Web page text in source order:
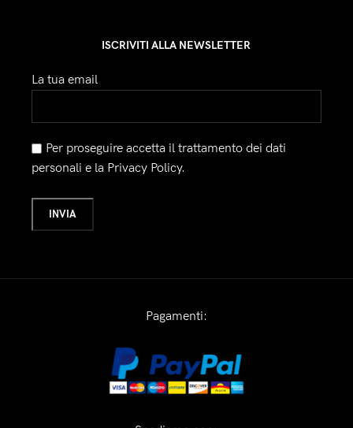
ISCRIVITI ALLA NEWSLETTER
La tua email
Per proseguire accetta il trattamento dei dati
personali e la Privacy Policy.
Pagamenti: